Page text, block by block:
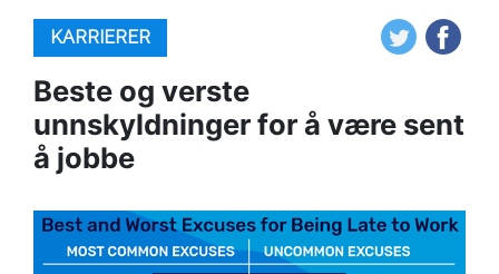
KARRIERER
Beste og verste
unnskyldninger for å være sent
å jobbe